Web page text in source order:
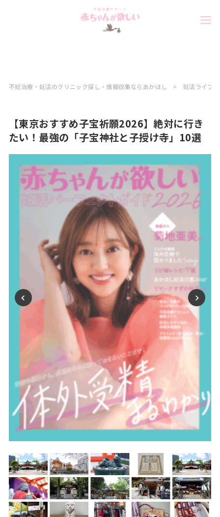
不妊治療・妊活のクリニック探し・情報収集ならあかほし 妊活ライフ
【東京おすすめ子宝祈願2026】絶対に行き
たい！最強の「子宝神社と子授け寺」10選